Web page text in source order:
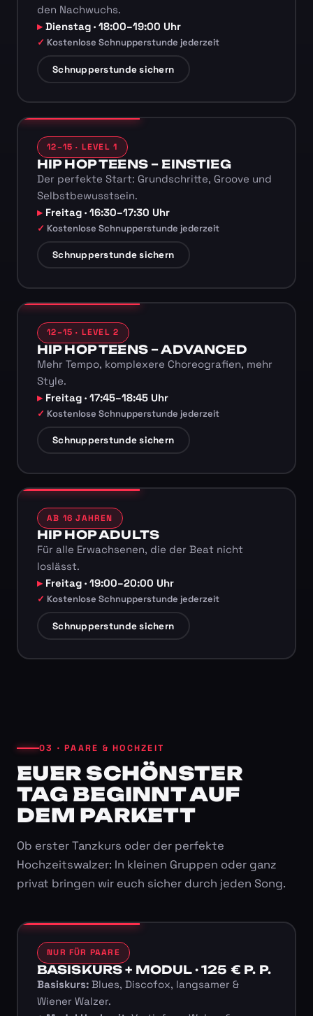
den Nachwuchs.
Dienstag · 18:00–19:00 Uhr
Kostenlose Schnupperstunde jederzeit
Schnupperstunde sichern
12–15 · LEVEL 1
HIP HOP TEENS – EINSTIEG
Der perfekte Start: Grundschritte, Groove und
Selbstbewusstsein.
Freitag · 16:30–17:30 Uhr
Kostenlose Schnupperstunde jederzeit
Schnupperstunde sichern
12–15 · LEVEL 2
HIP HOP TEENS – ADVANCED
Mehr Tempo, komplexere Choreografien, mehr
Style.
Freitag · 17:45–18:45 Uhr
Kostenlose Schnupperstunde jederzeit
Schnupperstunde sichern
AB 16 JAHREN
HIP HOP ADULTS
Für alle Erwachsenen, die der Beat nicht
loslässt.
Freitag · 19:00–20:00 Uhr
Kostenlose Schnupperstunde jederzeit
Schnupperstunde sichern
03 · PAARE & HOCHZEIT
EUER SCHÖNSTER
TAG BEGINNT AUF
DEM PARKETT
Ob erster Tanzkurs oder der perfekte
Hochzeitswalzer: In kleinen Gruppen oder ganz
privat bringen wir euch sicher durch jeden Song.
NUR FÜR PAARE
BASISKURS + MODUL · 125 € P. P.
Basiskurs:Blues, Discofox, langsamer &
Wiener Walzer.